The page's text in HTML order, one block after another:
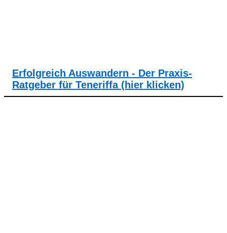
Erfolgreich Auswandern - Der Praxis-
Ratgeber für Teneriffa (hier klicken)